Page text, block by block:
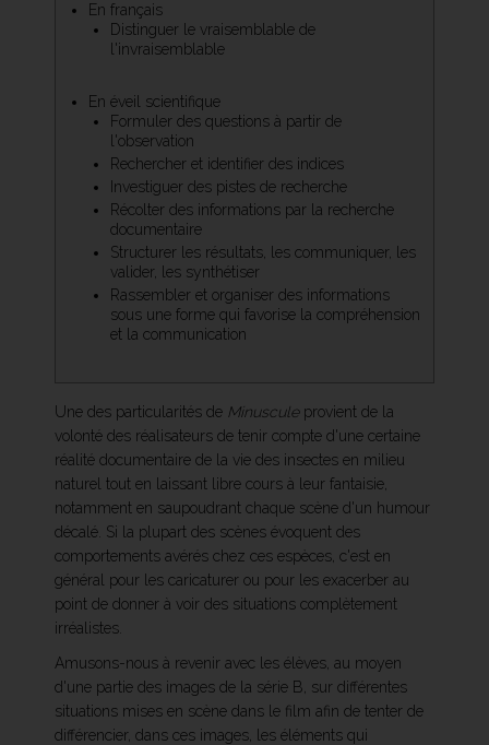
En français
Distinguer le vraisemblable de
l'invraisemblable
En éveil scientifique
Formuler des questions à partir de
l'observation
Rechercher et identifier des indices
Investiguer des pistes de recherche
Récolter des informations par la recherche
documentaire
Structurer les résultats, les communiquer, les
valider, les synthétiser
Rassembler et organiser des informations
sous une forme qui favorise la compréhension
et la communication
Une des particularités de Minusculeprovient de la
volonté des réalisateurs de tenir compte d'une certaine
réalité documentaire de la vie des insectes en milieu
naturel tout en laissant libre cours à leur fantaisie,
notamment en saupoudrant chaque scène d'un humour
décalé. Si la plupart des scènes évoquent des
comportements avérés chez ces espèces, c'est en
général pour les caricaturer ou pour les exacerber au
point de donner à voir des situations complètement
irréalistes.
Amusons-nous à revenir avec les élèves, au moyen
d'une partie des images de la série B, sur différentes
situations mises en scène dans le film afin de tenter de
différencier, dans ces images, les éléments qui